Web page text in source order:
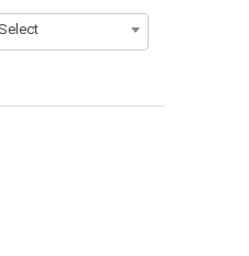
Select